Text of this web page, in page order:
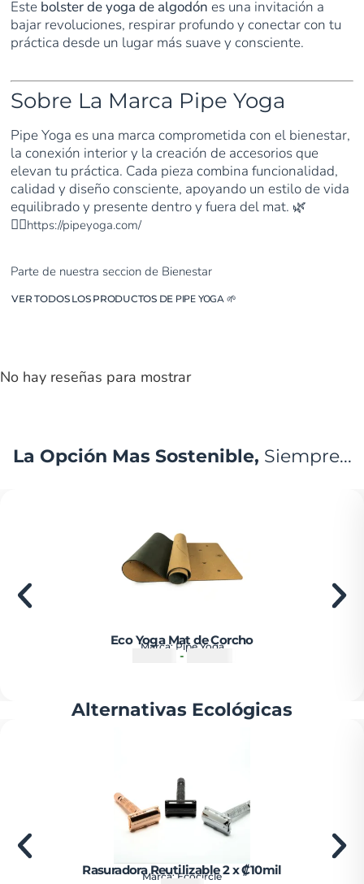
Este bolster de yoga de algodón es una invitación a
bajar revoluciones, respirar profundo y conectar con tu
práctica desde un lugar más suave y consciente.
Sobre La Marca Pipe Yoga
Pipe Yoga es una marca comprometida con el bienestar,
la conexión interior y la creación de accesorios que
elevan tu práctica. Cada pieza combina funcionalidad,
calidad y diseño consciente, apoyando un estilo de vida
equilibrado y presente dentro y fuera del mat. 🌿
🧘‍♂️https://pipeyoga.com/
Parte de nuestra seccion de Bienestar
VER TODOS LOS PRODUCTOS DE PIPE YOGA🌱
No hay reseñas para mostrar
La Opción Mas Sostenible, Siempre...
Eco Yoga Mat de Corcho
Marca:Pipe Yoga
- ₡
Alternativas Ecológicas
Rasuradora Reutilizable 2 x ₡10mil
Marca:Ecocircle